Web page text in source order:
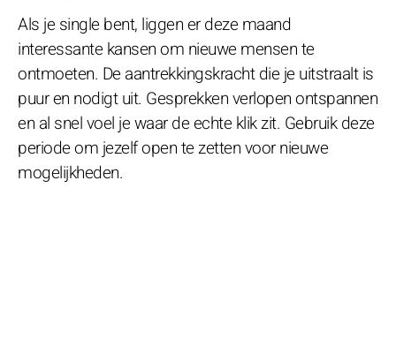
Als je single bent, liggen er deze maand
interessante kansen om nieuwe mensen te
ontmoeten. De aantrekkingskracht die je uitstraalt is
puur en nodigt uit. Gesprekken verlopen ontspannen
en al snel voel je waar de echte klik zit. Gebruik deze
periode om jezelf open te zetten voor nieuwe
mogelijkheden.